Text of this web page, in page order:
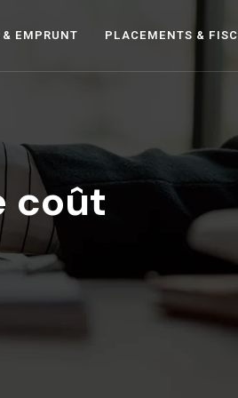
& EMPRUNT PLACEMENTS &
coût